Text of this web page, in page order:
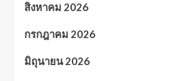
สิงหาคม 2026
กรกฎาคม 2026
มิถุนายน 2026